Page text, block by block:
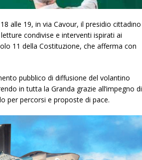
alle 19, in via Cavour, il presidio cittadino
condivise e interventi ispirati ai
11 della Costituzione, che afferma con
pubblico di diffusione del volantino
in tutta la Granda grazie all’impegno di
per percorsi e proposte di pace.